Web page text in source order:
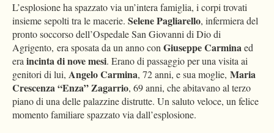
L’esplosione ha spazzato via un’intera famiglia, i corpi trovati
insieme sepolti tra le macerie. Selene Pagliarello, infermiera del
pronto soccorso dell’Ospedale San Giovanni di Dio di
Agrigento, era sposata da un anno conGiuseppe Carminaed
eraincinta di nove mesi. Erano di passaggio per una visita ai
genitori di lui, AngeloCarmina, 72 anni, e sua moglie, Maria
Crescenza “Enza” Zagarrio, 69 anni, che abitavano al terzo
piano di una delle palazzine distrutte. Un saluto veloce, un felice
momento familiare spazzato via dall’esplosione.